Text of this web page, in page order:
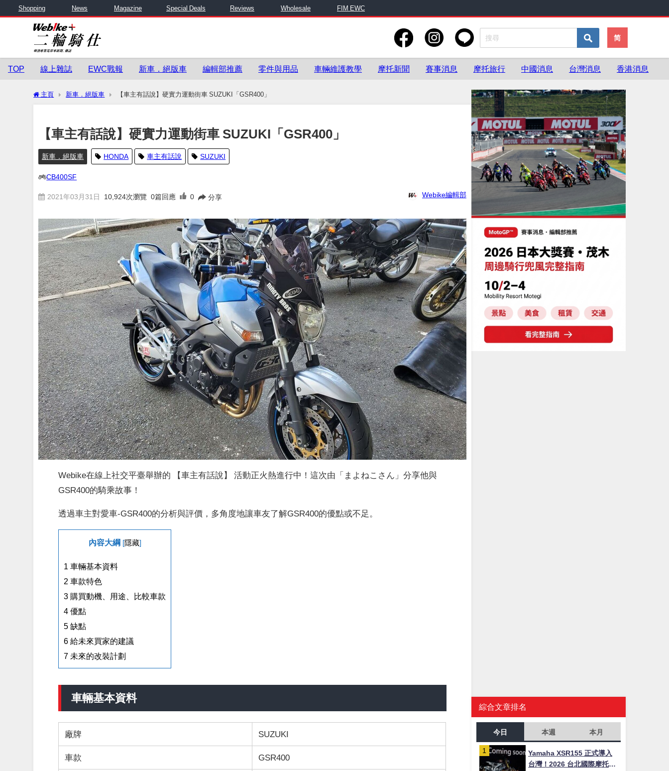
Shopping News Magazine Special Deals Reviews Wholesale FIM EWC
简
TOP 線上雜誌 EWC戰報 新車．絕版車 編輯部推薦 零件與用品 車輛維護教學 摩托新聞 賽事消息 摩托旅行 中國消息 台灣消息 香港消息
主頁 新車．絕版車 【車主有話說】硬實力運動街車 SUZUKI「GSR400」
【車主有話說】硬實力運動街車 SUZUKI「GSR400」
新車．絕版車 HONDA 車主有話說 SUZUKI
CB400SF
2021年03月31日 10,924次瀏覽 0篇回應 0 分享 Webike編輯部
Webike在線上社交平臺舉辦的 【車主有話說】 活動正火熱進行中！這次由「まよねこさん」分享他與
GSR400的騎乘故事！
透過車主對愛車-GSR400的分析與評價，多角度地讓車友了解GSR400的優點或不足。
內容大綱 隱藏]
1
車輛基本資料
2 車款特色
3 購買動機、用途、比較車款
4 優點
5 缺點
6 給未來買家的建議
7 未來的改裝計劃
車輛基本資料
廠牌 SUZUKI
車款 GSR400
綜合文章排名
今日 本週 本月
Yamaha XSR155 正式導入
台灣！2026 台北國際摩托車